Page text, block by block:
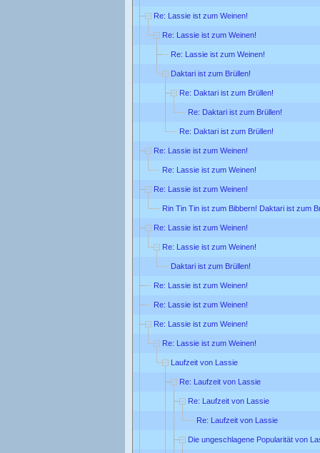
Re: Lassie ist zum Weinen!
Re: Lassie ist zum Weinen!
Re: Lassie ist zum Weinen!
Daktari ist zum Brüllen!
Re: Daktari ist zum Brüllen!
Re: Daktari ist zum Brüllen!
Re: Daktari ist zum Brüllen!
Re: Lassie ist zum Weinen!
Re: Lassie ist zum Weinen!
Re: Lassie ist zum Weinen!
Rin Tin Tin ist zum Bibbern! Daktari ist zum
Re: Lassie ist zum Weinen!
Re: Lassie ist zum Weinen!
Daktari ist zum Brüllen!
Re: Lassie ist zum Weinen!
Re: Lassie ist zum Weinen!
Re: Lassie ist zum Weinen!
Re: Lassie ist zum Weinen!
Laufzeit von Lassie
Re: Laufzeit von Lassie
Re: Laufzeit von Lassie
Re: Laufzeit von Lassie
Die ungeschlagene Popularität von